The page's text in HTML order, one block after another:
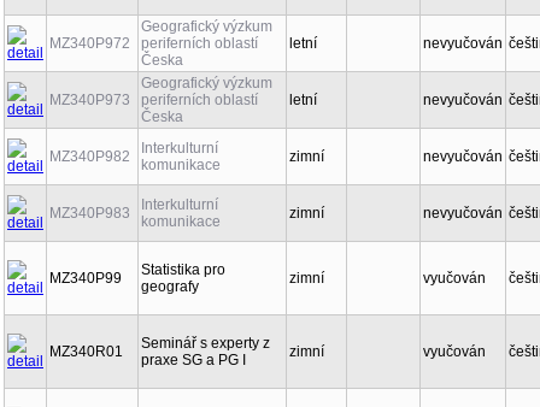
MZ340P972
Geografický výzkum
periferních oblastí
Česka
letní nevyučován
MZ340P973
Geografický výzkum
periferních oblastí
Česka
letní nevyučován
MZ340P982
Interkulturní
komunikace
zimní nevyučován
MZ340P983
Interkulturní
komunikace
zimní nevyučován
MZ340P99
Statistika pro
geografy
zimní vyučován
MZ340R01
Seminář s experty z
praxe SG a PG I
zimní vyučován